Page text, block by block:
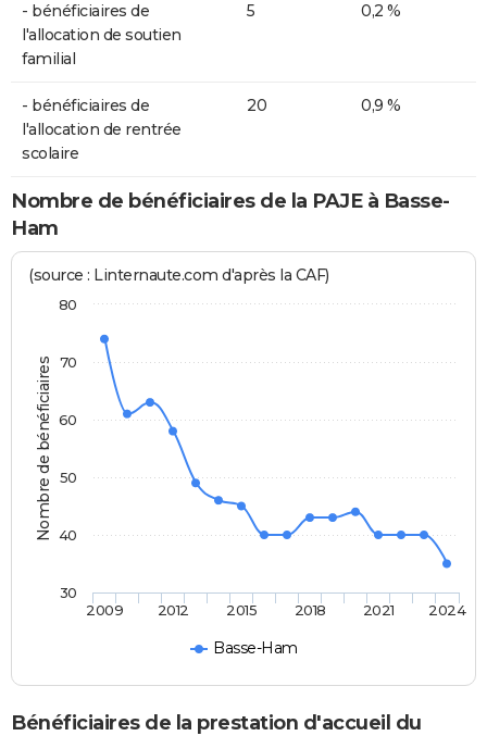
- bénéficiaires de
l'allocation de soutien
familial
5 0,2 %
- bénéficiaires de
l'allocation de rentrée
scolaire
20 0,9 %
Nombre de bénéficiaires de la PAJE à Basse-
Ham
Nombre de bénéficiaires
(source : Linternaute.com d'après la CAF)
Basse-Ham
2009 2012 2015 2018 2021 2024
30
40
50
60
70
80
Bénéficiaires de la prestation d'accueil du